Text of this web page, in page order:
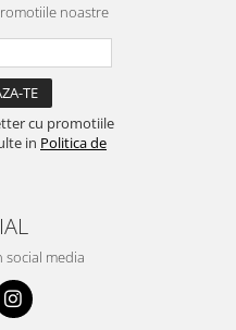
noastre
cu promotiile
in Politica de
social media